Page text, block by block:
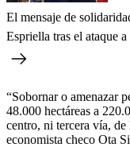
El mensaje de
Espriella tras el ataque
“Sobornar o amenazar
48.000 hectáreas a
centro, ni tercera vía,
economista checo Ota